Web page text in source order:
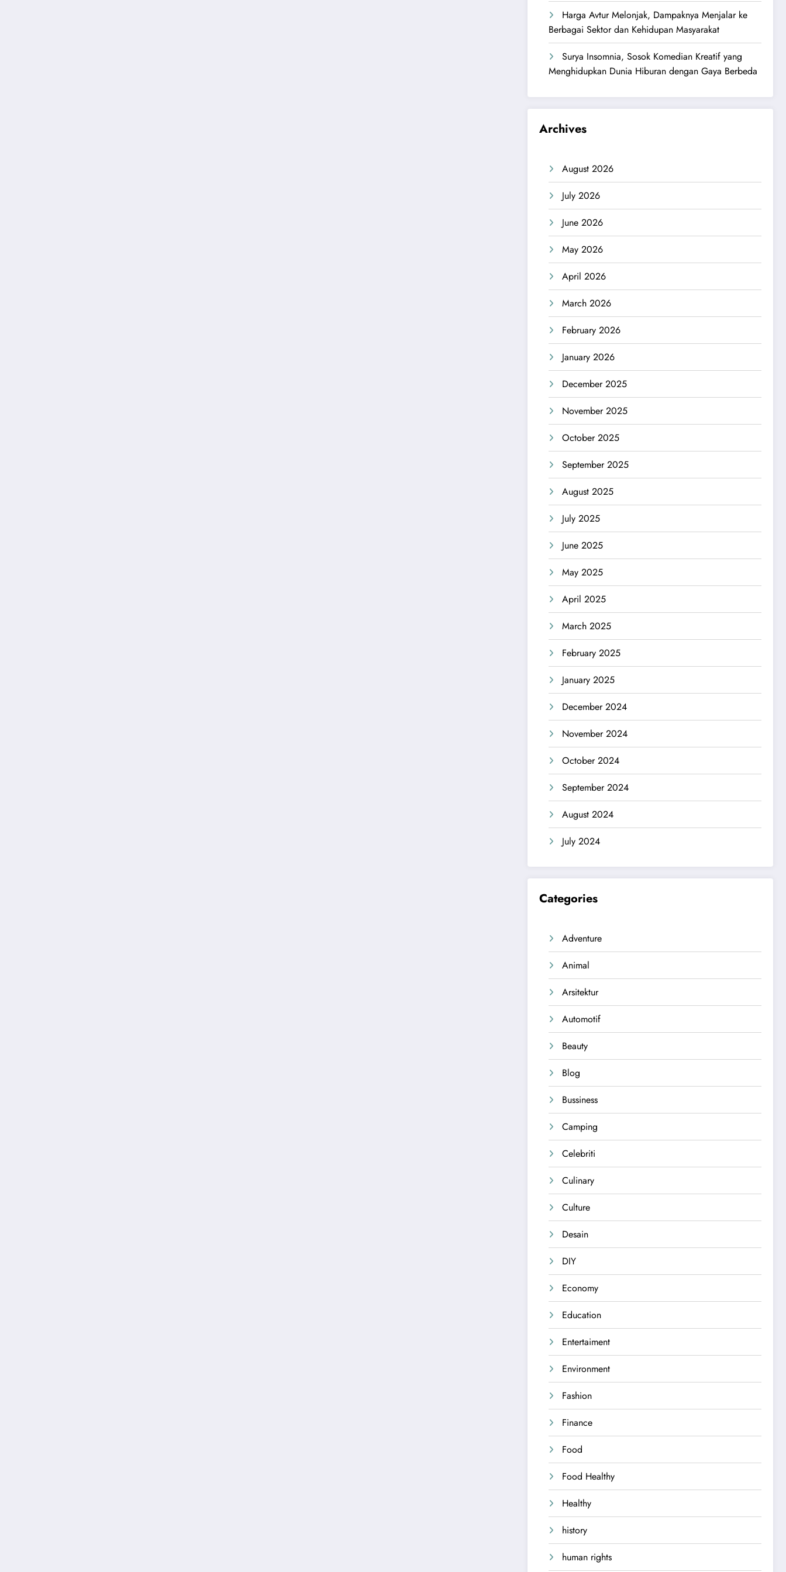
Harga Avtur Melonjak, Dampaknya Menjalar ke
Berbagai Sektor dan Kehidupan Masyarakat
Surya Insomnia, Sosok Komedian Kreatif yang
Menghidupkan Dunia Hiburan dengan Gaya Berbeda
Archives
August 2026
July 2026
June 2026
May 2026
April 2026
March 2026
February 2026
January 2026
December 2025
November 2025
October 2025
September 2025
August 2025
July 2025
June 2025
May 2025
April 2025
March 2025
February 2025
January 2025
December 2024
November 2024
October 2024
September 2024
August 2024
July 2024
Categories
Adventure
Animal
Arsitektur
Automotif
Beauty
Blog
Bussiness
Camping
Celebriti
Culinary
Culture
Desain
DIY
Economy
Education
Entertaiment
Environment
Fashion
Finance
Food
Food Healthy
Healthy
history
human rights